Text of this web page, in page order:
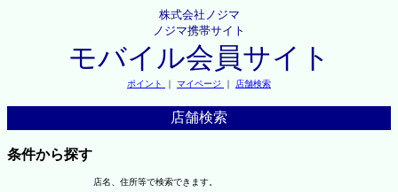
株式会社ノジマ
ノジマ携帯サイト
モバイル会員サイト
ポイント ｜ マイページ ｜ 店舗検索
店舗検索
条件から探す
店名、住所等で検索できます。